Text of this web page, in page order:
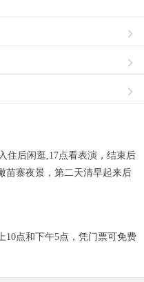



住后闲逛,17点看表演，结束后
苗寨夜景，第二天清早起来后
10点和下午5点，凭门票可免费